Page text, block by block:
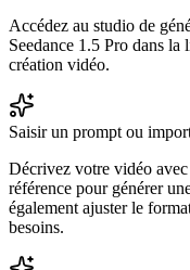
Accédez au studio de
Seedance 1.5 Pro dans la
création vidéo.
Saisir un prompt ou
Décrivez votre vidéo
référence pour générer
également ajuster le
besoins.